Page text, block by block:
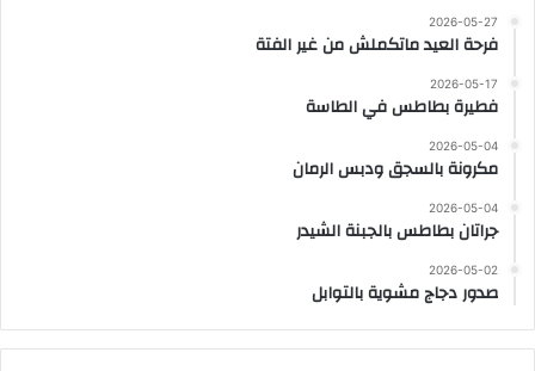
2026-05-27
فرحة العيد ماتكملش من غير الفتة
2026-05-17
فطيرة بطاطس في الطاسة
2026-05-04
مكرونة بالسجق ودبس الرمان
2026-05-04
جراتان بطاطس بالجبنة الشيدر
2026-05-02
صدور دجاج مشوية بالتوابل